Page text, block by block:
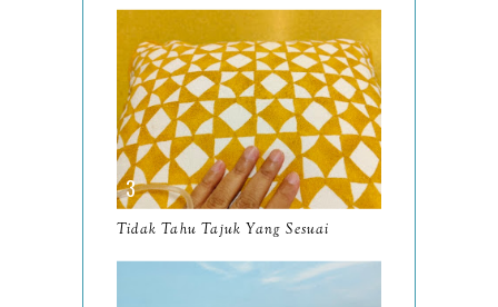
2024130
December19
November12
October10
Tidak Tahu Tajuk Yang Sesuai